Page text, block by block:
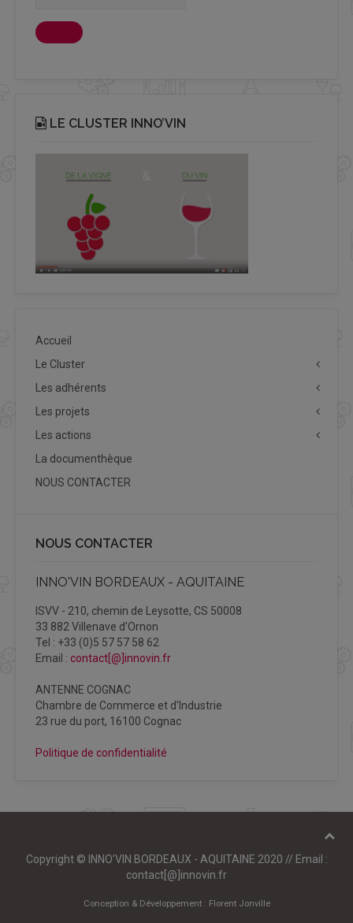
LE CLUSTER INNO’VIN
Accueil
Le Cluster
Les adhérents
Les projets
Les actions
La documenthèque
NOUS CONTACTER
NOUS CONTACTER
INNO'VIN BORDEAUX - AQUITAINE
ISVV - 210, chemin de Leysotte, CS 50008
33 882 Villenave d'Ornon
Tel : +33 (0)5 57 57 58 62
Email : contact[@]innovin.fr
ANTENNE COGNAC
Chambre de Commerce et d'Industrie
23 rue du port, 16100 Cognac
Politique de confidentialité
Copyright © INNO’VIN BORDEAUX - AQUITAINE 2020 // Email :
contact[@]innovin.fr
Conception & Développement : Florent Jonville